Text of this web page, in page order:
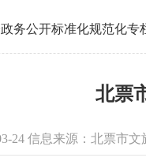
政务公开标准化规范化专
北票
24 信息来源：北票市